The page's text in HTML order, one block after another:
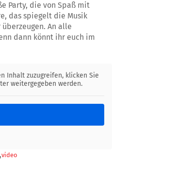
Party, die von Spaß mit
das spiegelt die Musik
An alle
dann könnt ihr euch im
Inhalt zuzugreifen, klicken Sie
weitergegeben werden.
video